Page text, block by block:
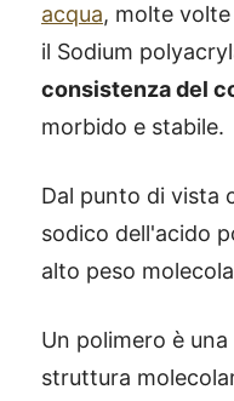
acqua, molte
il Sodium
consistenza del
morbido e stabile.
Dal punto di vista
sodico dell'acido
alto peso
Un polimero è
struttura